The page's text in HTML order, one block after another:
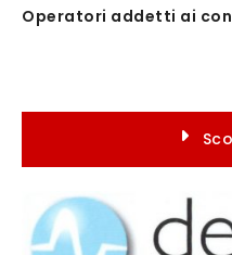
Operatori addetti ai